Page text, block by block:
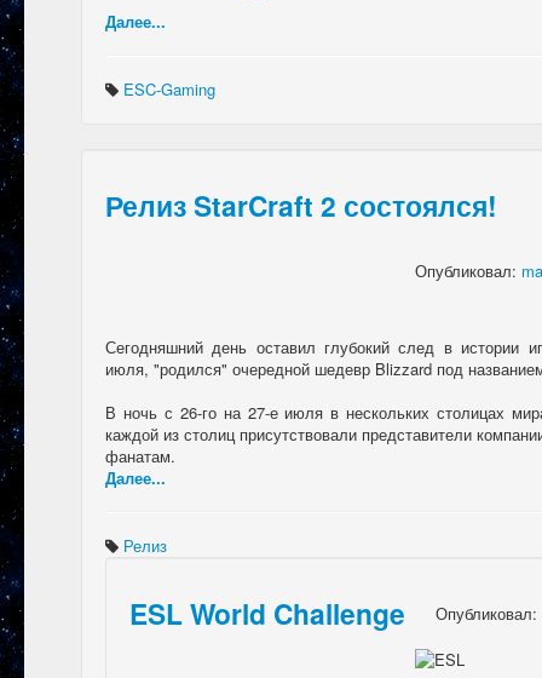
Далее...
ESC-Gaming
Релиз StarCraft 2 состоялся!
Опубликовал:
Сегодняшний день оставил глубокий след в истории
июля, "родился" очередной шедевр Blizzard под
В ночь с 26-го на 27-е июля в нескольких столицах
каждой из столиц присутствовали представители
фанатам.
Далее...
Релиз
ESL World Challenge Опубликовал:
Serega :Привет
Всем !
cHimera:иху) всем
настальгии
MAT1S:создаём
сайте :peka:
limboid:давно я на
сайт не
заходил...турнир
заходил бы в
Ink:limboid,
сейчас как бы всё